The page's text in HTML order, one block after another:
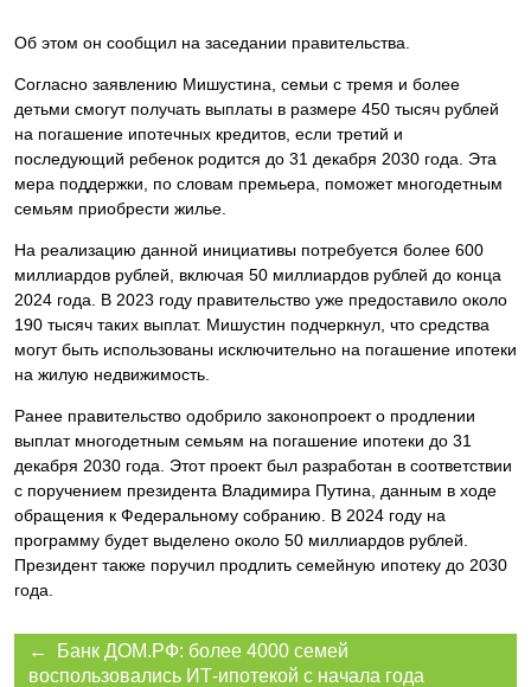
Об этом он сообщил на заседании правительства.
Согласно заявлению Мишустина, семьи с тремя и более
детьми смогут получать выплаты в размере 450 тысяч рублей
на погашение ипотечных кредитов, если третий и
последующий ребенок родится до 31 декабря 2030 года. Эта
мера поддержки, по словам премьера, поможет многодетным
семьям приобрести жилье.
На реализацию данной инициативы потребуется более 600
миллиардов рублей, включая 50 миллиардов рублей до конца
2024 года. В 2023 году правительство уже предоставило около
190 тысяч таких выплат. Мишустин подчеркнул, что средства
могут быть использованы исключительно на погашение ипотеки
на жилую недвижимость.
Ранее правительство одобрило законопроект о продлении
выплат многодетным семьям на погашение ипотеки до 31
декабря 2030 года. Этот проект был разработан в соответствии
с поручением президента Владимира Путина, данным в ходе
обращения к Федеральному собранию. В 2024 году на
программу будет выделено около 50 миллиардов рублей.
Президент также поручил продлить семейную ипотеку до 2030
года.
← Банк ДОМ.РФ: более 4000 семей
воспользовались ИТ-ипотекой с начала года